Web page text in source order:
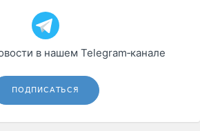
в нашем Telegram‑канале
ПОДПИСАТЬСЯ